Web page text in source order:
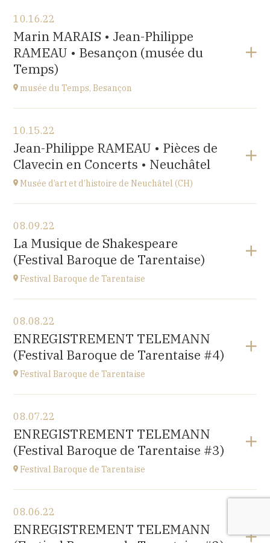
Salle Roger Planchon
54 Boulevard Waldeck Rousseau 42400 St Chamond
at17H
10.16.22
Marin MARAIS • Jean-Philippe
RAMEAU • Besançon (musée du
Temps)
musée du Temps, Besançon
Palais Granvelle, 96 Grande Rue
at15H
10.15.22
Jean-Philippe RAMEAU • Pièces de
Clavecin en Concerts • Neuchâtel
Musée d’art et d’histoire de Neuchâtel (CH)
Esplanade Léopold-Robert 1 CH-2000 Neuchâtel
at20:15
08.09.22
La Musique de Shakespeare
(Festival Baroque de Tarentaise)
Festival Baroque de Tarentaise
Savoie
at21H00
08.08.22
ENREGISTREMENT TELEMANN
(Festival Baroque de Tarentaise #4)
Festival Baroque de Tarentaise
Savoie
at10H
08.07.22
ENREGISTREMENT TELEMANN
(Festival Baroque de Tarentaise #3)
Festival Baroque de Tarentaise
Savoie
at10H
08.06.22
ENREGISTREMENT TELEMANN